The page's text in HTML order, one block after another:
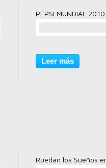
PEPSI MUNDIAL
Leer más
Ruedan los Sueños